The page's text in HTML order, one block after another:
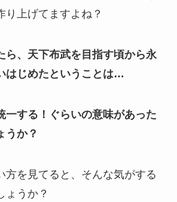
り上げてますよね？
ら、天下布武を目指す頃から永
はじめたということは…
一する！ぐらいの意味があった
うか？
方を見てると、そんな気がする
ょうか？